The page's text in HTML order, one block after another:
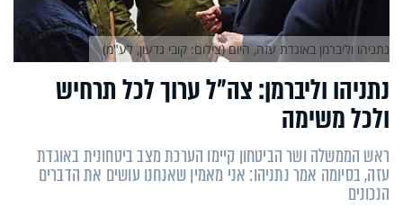
נתניהו וליברמן: צה"ל ערוך לכל תרחיש
ולכל משימה
ראש הממשלה ושר הביטחון קיימו הערכת מצב ביטחונית באוגדת
עזה, בסיומה אמר נתניהו: אני מאמין שאנחנו עושים את הדברים
הנכונים
נתניהו וליברמן באוגדת עזה, היום (צילום: קובי גדעון, לע"מ)